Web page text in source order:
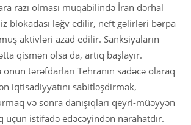
razı olması müqabilində İran dərhal
blokadası ləğv edilir, neft gəlirləri bərpa
aktivləri azad edilir. Sanksiyaların
qismən olsa da, artıq başlayır.
tərəfdarları Tehranın sadəcə olaraq
iqtisadiyyatını sabitləşdirmək,
və sonra danışıqları qeyri-müəyyən
üçün istifadə edəcəyindən narahatdır.